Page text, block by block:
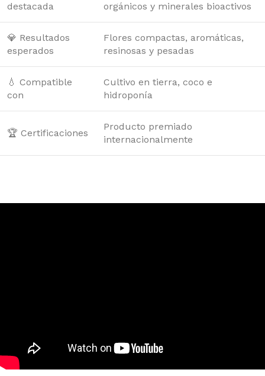
destacada
orgánicos y minerales bioactivos
💎 Resultados
esperados
Flores compactas, aromáticas,
resinosas y pesadas
💧 Compatible
con
Cultivo en tierra, coco e
hidroponía
🏆 Certificaciones
Producto premiado
internacionalmente